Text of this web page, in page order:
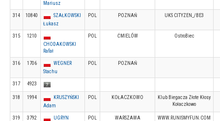
Mariusz
314 10840
SZAŁKOWSKI
Łukasz
POL POZNAŃ UKS CITYZEN_/BE3
315
1210
CHODAKOWSKI
Rafał
POL ĆMIELÓW OstroBiec
316 1706
WEGNER
Stachu
POL POZNAŃ
317 4923
318 1994
KRUSZYŃSKI
Adam
POL KOŁACZKOWO
Klub Biegacza Złote Kłosy
Kołaczkowo
319 3792
UGRYN
POL WARSZAWA WWW.RUNISMYFUN.COM